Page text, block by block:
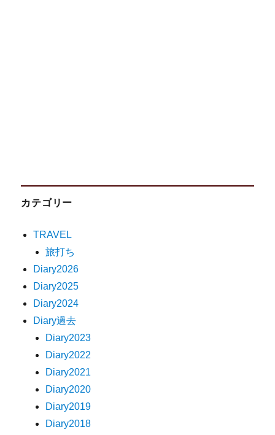
カテゴリー
TRAVEL
旅打ち
Diary2026
Diary2025
Diary2024
Diary過去
Diary2023
Diary2022
Diary2021
Diary2020
Diary2019
Diary2018